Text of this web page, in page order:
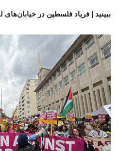
ببینید | فریاد فلسطین در خیابان‌های